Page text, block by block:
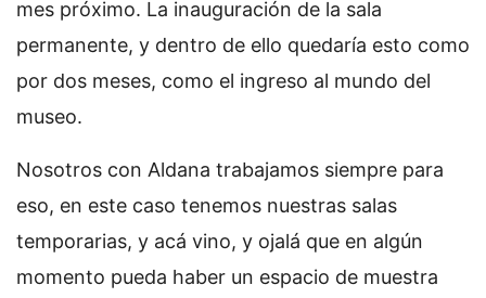
mes próximo. La inauguración de la sala
permanente, y dentro de ello quedaría esto como
por dos meses, como el ingreso al mundo del
museo.
Nosotros con Aldana trabajamos siempre para
eso, en este caso tenemos nuestras salas
temporarias, y acá vino, y ojalá que en algún
momento pueda haber un espacio de muestra